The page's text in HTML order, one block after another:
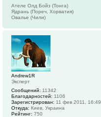
Ателе Олд Бойз (Тонга)
Ядрань (Пореч, Хорватия)
Овалье (Чили)
Andrew1R
Эксперт
Сообщений: 11342
Благодарностей: 1106
Зарегистрирован: 11 фев 2011, 16:49
Откуда: Киев, Украина
Рейтинг: 750